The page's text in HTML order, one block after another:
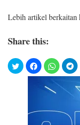
Lebih artikel berkaitan
Share this: